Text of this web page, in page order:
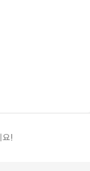
요!